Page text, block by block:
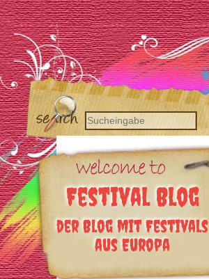
Festival Blog
der Blog mit Festivals
aus Europa